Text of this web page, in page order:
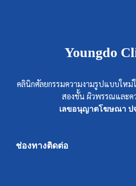
Youngdo
คลินิกศัลยกรรมความงามรูปแบบใหม่
สองชั้น ผิวพรรณและค
เลขอนุญาตโฆษณา ป
ช่องทางติดต่อ